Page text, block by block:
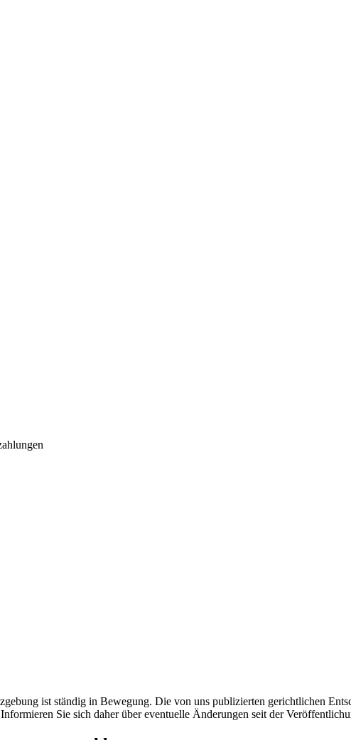
ist ständig in Bewegung. Die von uns publizierten gerichtlichen
Sie sich daher über eventuelle Änderungen seit der